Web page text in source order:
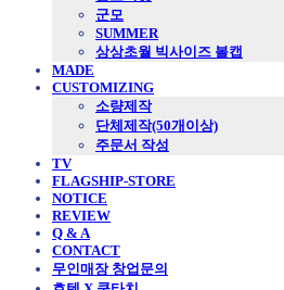
군모
SUMMER
상상초월 빅사이즈 볼캡
MADE
CUSTOMIZING
소량제작
단체제작(50개이상)
주문서 작성
TV
FLAGSHIP-STORE
NOTICE
REVIEW
Q & A
CONTACT
무인매장 창업문의